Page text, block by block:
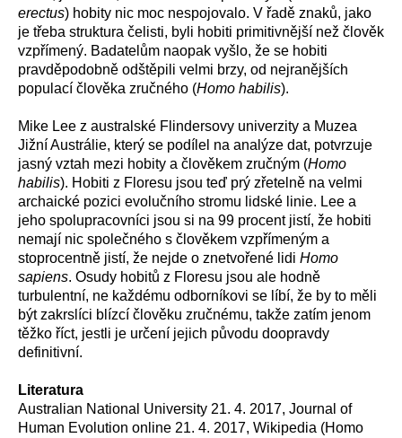
erectus) hobity nic moc nespojovalo. V řadě znaků, jako
je třeba struktura čelisti, byli hobiti primitivnější než člověk
vzpřímený. Badatelům naopak vyšlo, že se hobiti
pravděpodobně odštěpili velmi brzy, od nejranějších
populací člověka zručného (Homo habilis).
Mike Lee z australské Flindersovy univerzity a Muzea
Jižní Austrálie, který se podílel na analýze dat, potvrzuje
jasný vztah mezi hobity a člověkem zručným (Homo
habilis). Hobiti z Floresu jsou teď prý zřetelně na velmi
archaické pozici evolučního stromu lidské linie. Lee a
jeho spolupracovníci jsou si na 99 procent jistí, že hobiti
nemají nic společného s člověkem vzpřímeným a
stoprocentně jistí, že nejde o znetvořené lidi Homo
sapiens. Osudy hobitů z Floresu jsou ale hodně
turbulentní, ne každému odborníkovi se líbí, že by to měli
být zakrslíci blízcí člověku zručnému, takže zatím jenom
těžko říct, jestli je určení jejich původu doopravdy
definitivní.
Literatura
Australian National University 21. 4. 2017, Journal of
Human Evolution online 21. 4. 2017, Wikipedia (Homo